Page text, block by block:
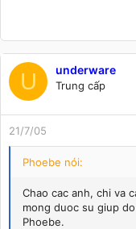
U underware
Trung cấp
21/7/05
Phoebe nói:
Chao cac anh, chi va
mong duoc su giup
Phoebe.